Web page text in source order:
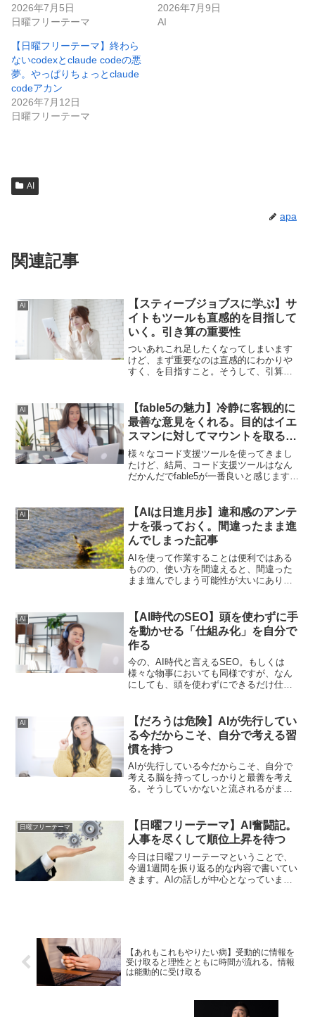
2026年7月5日
日曜フリーテーマ
2026年7月9日
AI
【日曜フリーテーマ】終わら
ないcodexとclaude codeの悪
夢。やっぱりちょっとclaude
codeアカン
2026年7月12日
日曜フリーテーマ
AI
apa
関連記事
AI
【スティーブジョブスに学ぶ】サ
イトもツールも直感的を目指して
いく。引き算の重要性
ついあれこれ足したくなってしまいます
けど、まず重要なのは直感的にわかりや
すく、を目指すこと。そうして、引算を
ールやサイトになってしまうので注意が
必要です。
AI
【fable5の魅力】冷静に客観的に
最善な意見をくれる。目的はイエ
スマンに対してマウントを取るこ
とじゃない
様々なコード支援ツールを使ってきまし
たけど、結局、コード支援ツールはなん
だかんだでfable5が一番良いと感じます。
を達成しづらいです。冷静に客観的な意
見をくれるfable5がオススメです。
AI
【AIは日進月歩】違和感のアンテ
ナを張っておく。間違ったまま進
んでしまった記事
AIを使って作業することは便利ではある
ものの、使い方を間違えると、間違った
まま進んでしまう可能性が大いにありま
月歩の気持ちが大切と言えます。
AI
【AI時代のSEO】頭を使わずに手
を動かせる「仕組み化」を自分で
作る
今の、AI時代と言えるSEO。もしくは
様々な物事においても同様ですが、なん
にしても、頭を使わずにできるだけ仕組
と思います。そのことについて書いてい
きます。
AI
【だろうは危険】AIが先行してい
る今だからこそ、自分で考える習
慣を持つ
AIが先行している今だからこそ、自分で
考える脳を持ってしっかりと最善を考え
る。そうしていかないと流されるがまま
て書いています。
日曜フリーテーマ
【日曜フリーテーマ】AI奮闘記。
人事を尽くして順位上昇を待つ
今日は日曜フリーテーマということで、
今週1週間を振り返る的な内容で書いてい
きます。AIの話しが中心となっていま
【あれもこれもやりたい病】受動的に情報を
受け取ると理性とともに時間が流れる。情報
は能動的に受け取る